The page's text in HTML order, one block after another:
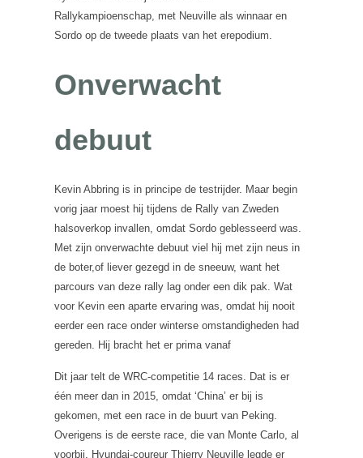
Rallykampioenschap, met Neuville als winnaar en
Sordo op de tweede plaats van het erepodium.
Onverwacht
debuut
Kevin Abbring is in principe de testrijder. Maar begin
vorig jaar moest hij tijdens de Rally van Zweden
halsoverkop invallen, omdat Sordo geblesseerd was.
Met zijn onverwachte debuut viel hij met zijn neus in
de boter,of liever gezegd in de sneeuw, want het
parcours van deze rally lag onder een dik pak. Wat
voor Kevin een aparte ervaring was, omdat hij nooit
eerder een race onder winterse omstandigheden had
gereden. Hij bracht het er prima vanaf
Dit jaar telt de WRC-competitie 14 races. Dat is er
één meer dan in 2015, omdat ‘China’ er bij is
gekomen, met een race in de buurt van Peking.
Overigens is de eerste race, die van Monte Carlo, al
voorbij. Hyundai-coureur Thierry Neuville legde er